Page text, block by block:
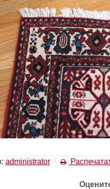
administrator